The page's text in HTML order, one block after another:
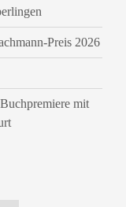
Preis 2026
mit